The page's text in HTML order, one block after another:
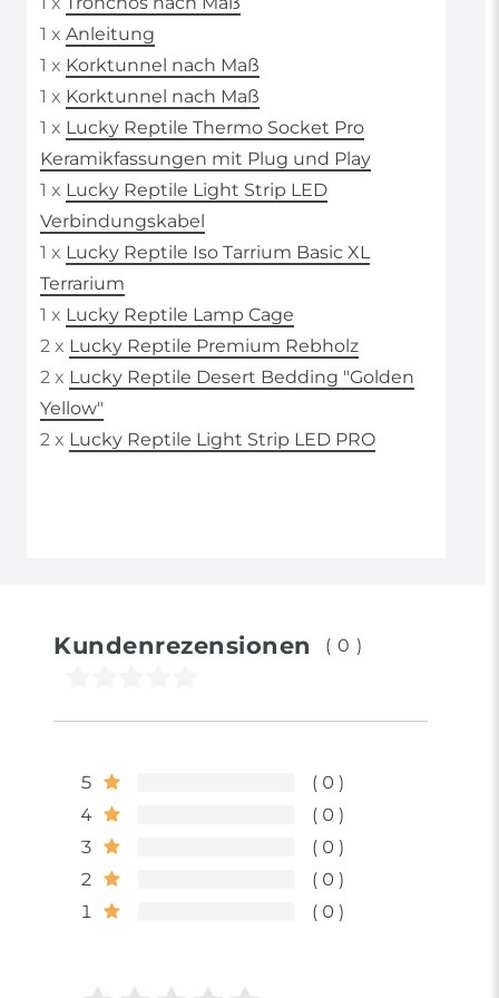
1 x Anleitung
1 x Korktunnel nach Maß
1 x Korktunnel nach Maß
1 x Lucky Reptile Thermo Socket Pro
Keramikfassungen mit Plug und Play
1 x Lucky Reptile Light Strip LED
Verbindungskabel
1 x Lucky Reptile Iso Tarrium Basic XL
Terrarium
1 x Lucky Reptile Lamp Cage
2 x Lucky Reptile Premium Rebholz
2 x Lucky Reptile Desert Bedding "Golden
Yellow"
2 x Lucky Reptile Light Strip LED PRO
Kundenrezensionen (0)
5
0
4
0
3
0
2
0
1
0